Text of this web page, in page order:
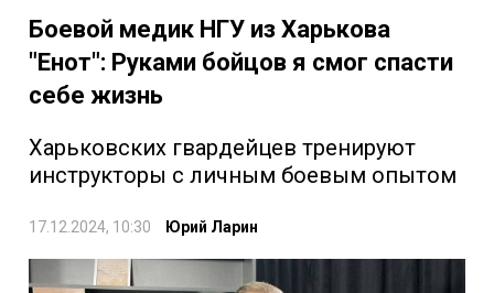
Боевой медик НГУ из Харькова
"Енот": Руками бойцов я смог спасти
себе жизнь
Харьковских гвардейцев тренируют
инструкторы с личным боевым опытом
17.12.2024, 10:30 Юрий Ларин